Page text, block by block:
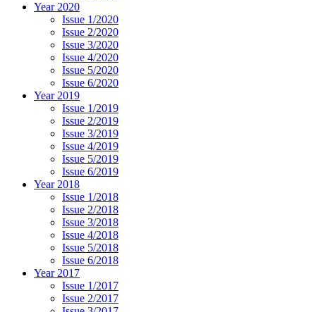
Year 2020
Issue 1/2020
Issue 2/2020
Issue 3/2020
Issue 4/2020
Issue 5/2020
Issue 6/2020
Year 2019
Issue 1/2019
Issue 2/2019
Issue 3/2019
Issue 4/2019
Issue 5/2019
Issue 6/2019
Year 2018
Issue 1/2018
Issue 2/2018
Issue 3/2018
Issue 4/2018
Issue 5/2018
Issue 6/2018
Year 2017
Issue 1/2017
Issue 2/2017